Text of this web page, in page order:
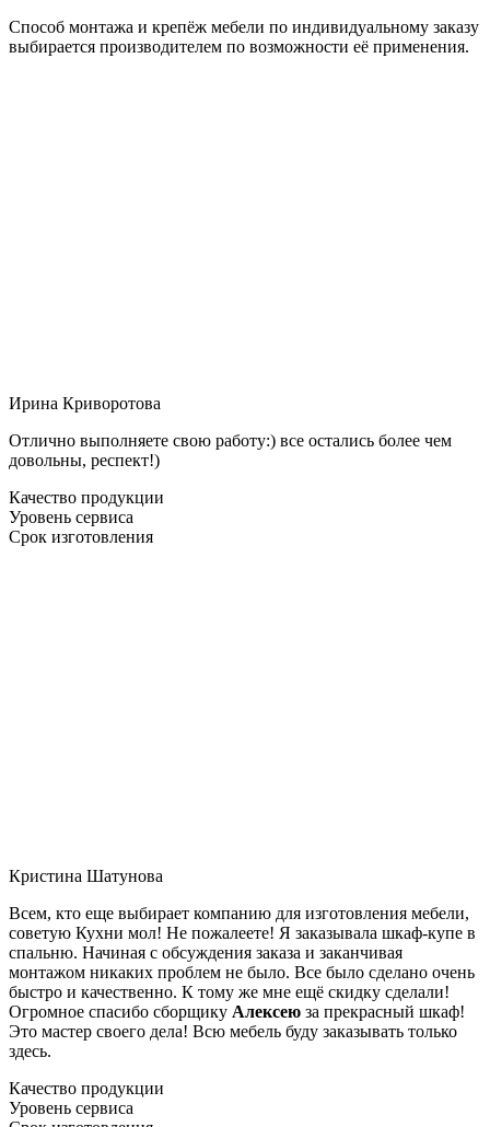
Способ монтажа и крепёж мебели по индивидуальному заказу
выбирается производителем по возможности её применения.
Ирина Криворотова
Отлично выполняете свою работу:) все остались более чем
довольны, респект!)
Качество продукции
Уровень сервиса
Срок изготовления
Кристина Шатунова
Всем, кто еще выбирает компанию для изготовления мебели,
советую Кухни мол! Не пожалеете! Я заказывала шкаф-купе в
спальню. Начиная с обсуждения заказа и заканчивая
монтажом никаких проблем не было. Все было сделано очень
быстро и качественно. К тому же мне ещё скидку сделали!
Огромное спасибо сборщику Алексею за прекрасный шкаф!
Это мастер своего дела! Всю мебель буду заказывать только
здесь.
Качество продукции
Уровень сервиса